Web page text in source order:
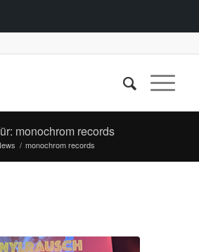
monochrom records
/ monochrom records